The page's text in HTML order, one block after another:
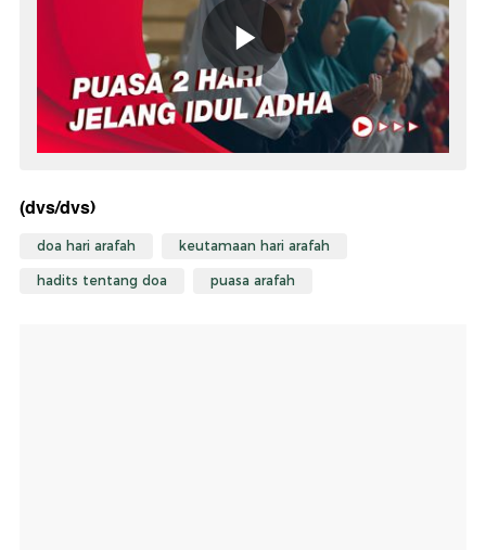
(dvs/dvs)
doa hari arafah keutamaan hari arafah
hadits tentang doa puasa arafah